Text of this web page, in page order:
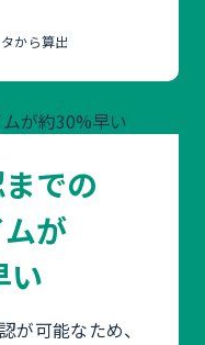
から算出
での
が
い
が可能なため、